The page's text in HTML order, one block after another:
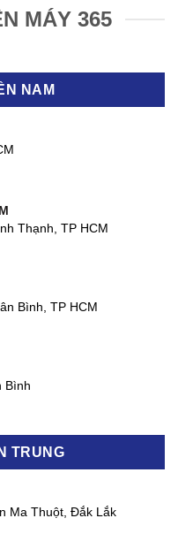
MÁY 365
NAM
Thạnh, TP HCM
Bình, TP HCM
Bình
TRUNG
Ma Thuột, Đắk Lắk